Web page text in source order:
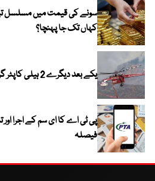
سونے کی قیمت میں مسلسل
کہاں تک جا پہنچا؟
یکے بعد دیگرے 2 ہیلی کاپٹر گر کر تباہ؛ متعدد ہلاکتیں
پی ٹی اے کا ای سم کے اجرا
فیصلہ